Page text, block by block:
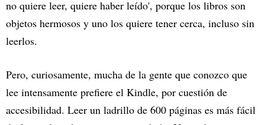
no quiere leer, quiere haber leído', porque los libros son
objetos hermosos y uno los quiere tener cerca, incluso sin
leerlos.
Pero, curiosamente, mucha de la gente que conozco que
lee intensamente prefiere el Kindle, por cuestión de
accesibilidad. Leer un ladrillo de 600 páginas es más fácil